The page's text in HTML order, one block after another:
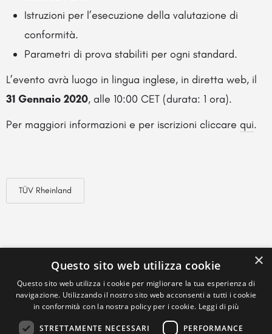
Istruzioni per l’esecuzione della valutazione di
conformità.
Parametri di prova stabiliti per ogni standard.
L’evento avrà luogo in lingua inglese, in diretta web, il
31 Gennaio 2020, alle 10:00 CET (durata: 1 ora).
Per maggiori informazioni e per iscrizioni cliccare qui.
TÜV Rheinland
×
Questo sito web utilizza cookie
Questo sito web utilizza i cookie per migliorare la tua esperienza di
navigazione. Utilizzando il nostro sito web acconsenti a tutti i cookie
in conformità con la nostra policy per i cookie. Leggi di più
STRETTAMENTE NECESSARI PERFORMANCE